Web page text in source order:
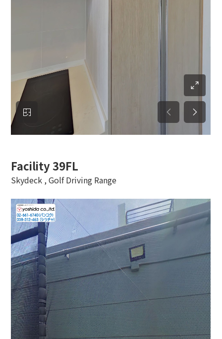
Facility 39FL
Skydeck , Golf Driving Range